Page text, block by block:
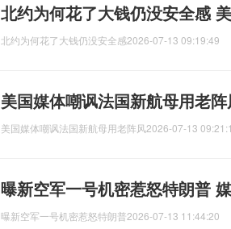
北约为何花了大钱仍没安全感
北约为何花了大钱仍没安全感2026-07-13 09:19:49
美国媒体嘲讽法国新航母用老
美国媒体嘲讽法国新航母用老阵风2026-07-13
曝新空军一号机密惹怒特朗普
曝新空军一号机密惹怒特朗普2026-07-13 11:44:20